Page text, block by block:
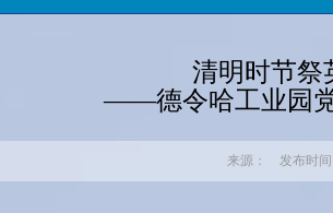
清明时节祭
——德令哈工业园
来源： 发布时间